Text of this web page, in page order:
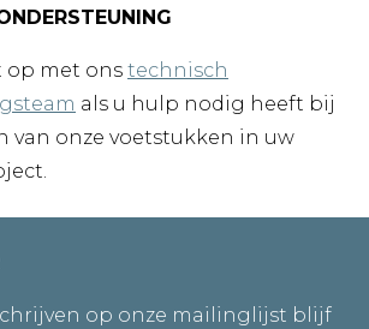
op met ons technisch
als u hulp nodig heeft bij
van onze voetstukken in uw
op onze mailinglijst blijf